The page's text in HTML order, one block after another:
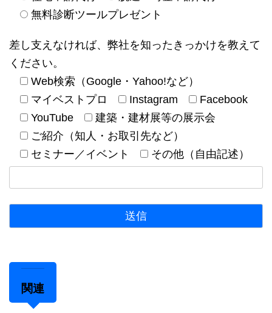
無料診断ツールプレゼント
差し支えなければ、弊社を知ったきっかけを教えて
ください。
Web検索（Google・Yahoo!など）
マイベストプロ
Instagram
Facebook
YouTube
建築・建材展等の展示会
ご紹介（知人・お取引先など）
セミナー／イベント
その他（自由記述）
関連